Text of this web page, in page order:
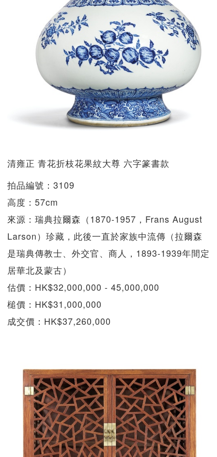
清雍正 青花折枝花果紋大尊 六字篆書款
拍品編號：3109
高度：57cm
來源：瑞典拉爾森（1870-1957，Frans August
Larson）珍藏，此後一直於家族中流傳（拉爾森
是瑞典傳教士、外交官、商人，1893-1939年間定
居華北及蒙古）
估價：HK$32,000,000 - 45,000,000
槌價：HK$31,000,000
成交價：HK$37,260,000